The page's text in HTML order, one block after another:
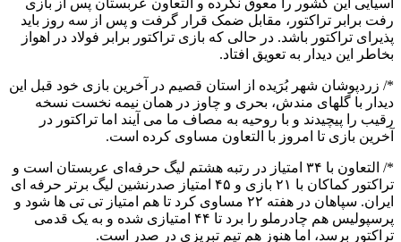
رفت برابر تراکتور، مقابل ضمک قرار گرفت و پس از سه روز باید
پذیرای تراکتور باشد. در حالی که بازی تراکتور برابر فولاد در اهواز
بخاطر این دیدار به تعویق افتاد.
*/ زردپوشان شهر بُرَیده از استان قصیم در آخرین بازی خود قبل این
دیدار با گلهای مندش، بحری و چاوز در همان نیمه نخست نسخه
رقیب را پیچیدند و با روحیه به مصاف ما می آیند اما تراکتور در
آخرین بازی تا امروز با التعاون مساوی کرده است.
*/ التعاون با ۳۴ امتیاز در رتبه هشتم لیگ حرفه‌ای عربستان است و
تراکتور کماکان با ۲۱ بازی و ۴۵ امتیاز صدرنشین لیگ برتر حرفه ای
ایران. سپاهان در هفته ۲۲ مساوی کرد تا هم امتیاز تی تی ها شود و
پرسپولیس هم چادرملو را برد تا ۴۴ امتیازی شده و به یک قدمی
تراکتور برسد، اما هنوز هم تیم تبریزی در صدر است.